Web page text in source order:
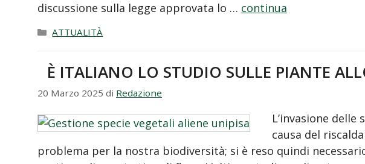
discussione sulla legge approvata lo … continua
Categorie
ATTUALITÀ
È ITALIANO LO STUDIO SULLE PIANTE
20 Marzo 2025 di Redazione
L’invasione
causa del
problema per la nostra biodiversità; si è reso quindi